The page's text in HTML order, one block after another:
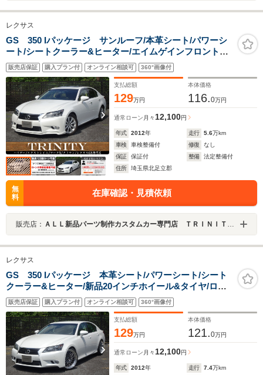
レクサス
GS 350 Iパッケージ サンルーフ/本革シート/パワーシ
ート/シートクーラー&ヒーター/エイムゲインフロントス
ポイラー/クルーズコントロール/ビルトインETC/純正ナビ
TV&バックカメラ/Bluetoothオーディオ
販売店保証 購入プラン付 オンライン相談可 360°画像付
支払総額
129万円
本体価格
116.0万円
通常ローン 月々 12,100円
年式 2012年 走行 5.6万km
車検
車検整備付 修復
なし
保証
保証付 整備
法定整備付
住所
埼玉県北足立郡
無
料
在庫確認・見積依頼
販売店： ＡＬＬ新品パーツ制作カスタムカー専門店 ＴＲＩＮＩＴＹ埼玉店 ハリアー／エクストレイル／マークＸ／クラウン／カムリ専門店
レクサス
GS 350 Iパッケージ 本革シート/パワーシート/シート
クーラー&ヒーター/新品20インチホイール&タイヤ/ロー
ダウン/クリアランスソナー/ビルトインETC/純正ナビTV&
バックカメラ/Bluetoothオーディオ
販売店保証 購入プラン付 オンライン相談可 360°画像付
支払総額
129万円
本体価格
121.0万円
通常ローン 月々 12,100円
年式 2012年 走行 7.4万km